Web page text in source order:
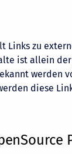
Links zu
ist allein
werden
diese